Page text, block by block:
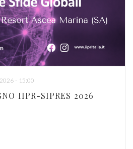
- 15:00
IIPR-SIPRES 2026